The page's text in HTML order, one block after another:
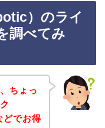
）のライ
調べてみ
ちょっ
どでお得